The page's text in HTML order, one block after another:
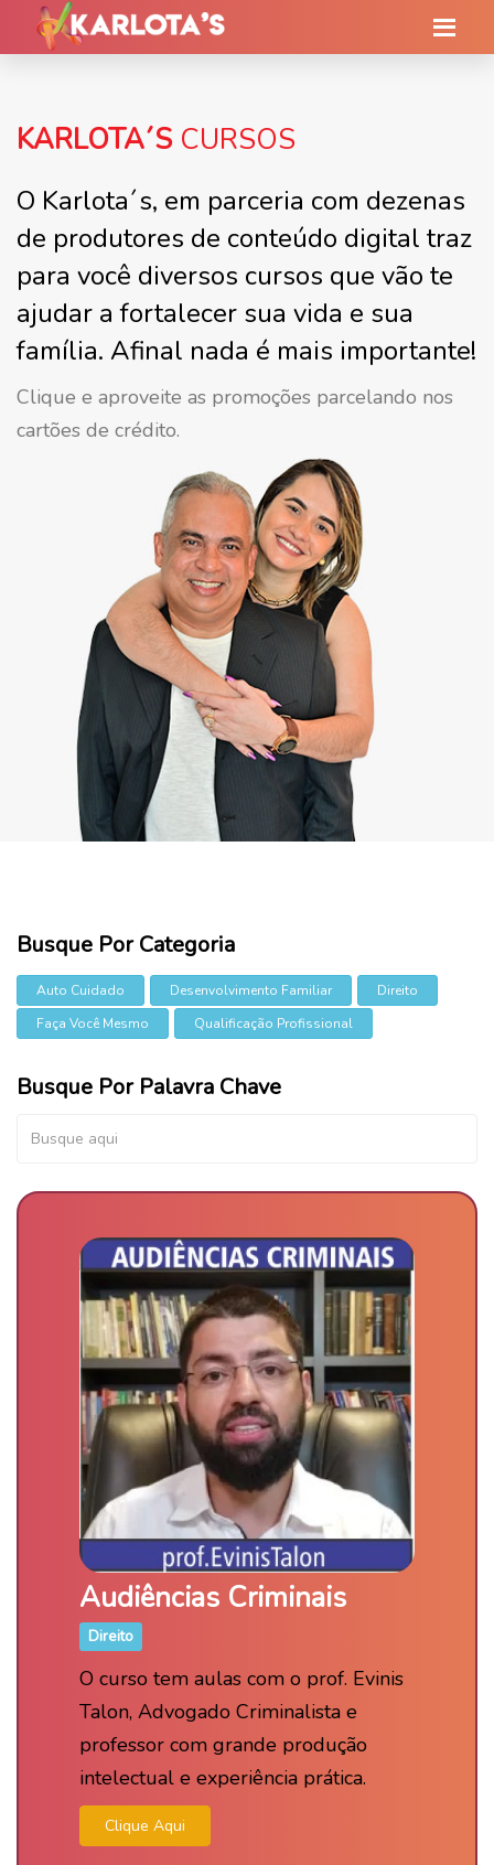
KARLOTA´SCURSOS
O Karlota´s, em parceria com dezenas
de produtores de conteúdo digital traz
para você diversos cursos que vão te
ajudar a fortalecer sua vida e sua
família. Afinal nada é mais importante!
Clique e aproveite as promoções parcelando nos
cartões de crédito.
Busque Por Categoria
Auto Cuidado Desenvolvimento Familiar
Direito
Faça Você Mesmo
Qualificação Profissional
Busque Por Palavra Chave
Audiências Criminais
Direito
O curso tem aulas com o prof. Evinis
Talon, Advogado Criminalista e
professor com grande produção
intelectual e experiência prática.
Clique Aqui